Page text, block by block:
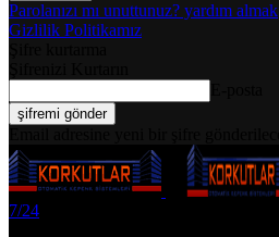
Parolanızı mı unuttunuz? yardım almak
Gizlilik Politikamız
7/24